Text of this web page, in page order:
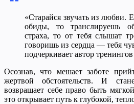
«Старайся звучать из любви.
обиды, то транслируешь
страха, то от тебя слышат
говоришь из сердца — тебя
подчеркивает автор
Осознав, что мешает заботе
жертвой обстоятельств. И
возвращает себе право быть
это открывает путь к глубокой,